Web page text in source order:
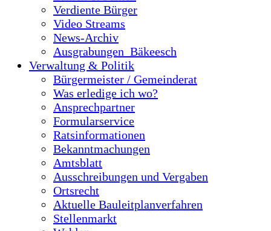
Verdiente Bürger
Video Streams
News-Archiv
Ausgrabungen_Bäkeesch
Verwaltung & Politik
Bürgermeister / Gemeinderat
Was erledige ich wo?
Ansprechpartner
Formularservice
Ratsinformationen
Bekanntmachungen
Amtsblatt
Ausschreibungen und Vergaben
Ortsrecht
Aktuelle Bauleitplanverfahren
Stellenmarkt